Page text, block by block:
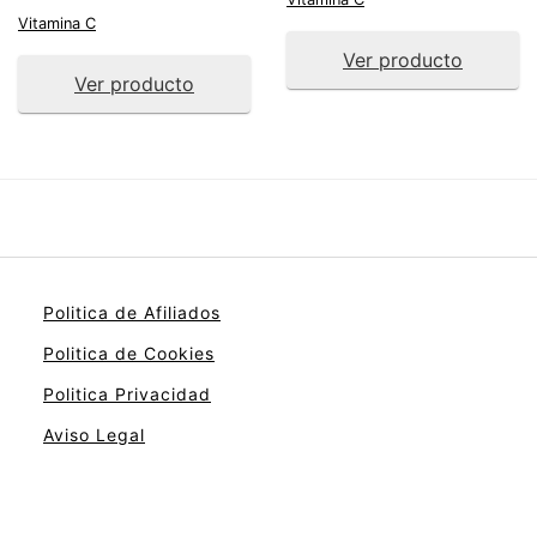
Vitamina C
Ver producto
Ver producto
Politica de Afiliados
Politica de Cookies
Politica Privacidad
Aviso Legal